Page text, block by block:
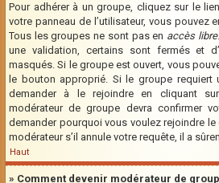
Pour adhérer à un groupe, cliquez sur le lien
votre panneau de l’utilisateur, vous pouvez
Tous les groupes ne sont pas en accès libre
une validation, certains sont fermés et
masqués. Si le groupe est ouvert, vous
le bouton approprié. Si le groupe requiert
demander à le rejoindre en cliquant
modérateur de groupe devra confirmer
demander pourquoi vous voulez rejoindre le
modérateur s’il annule votre requête, il a
Haut
» Comment devenir modérateur de